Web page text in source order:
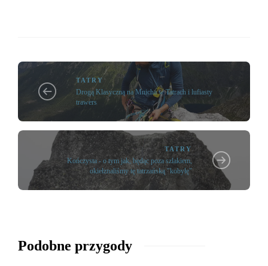
TATRY
Drogą Klasyczną na Mnicha w Tatrach i lufiasty
trawers
TATRY
Kończysta - o tym jak, będąc poza szlakiem,
okiełznaliśmy tę tatrzańską "kobyłę"
Podobne przygody